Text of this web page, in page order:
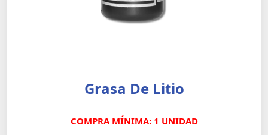
Grasa De Litio
COMPRA MÍNIMA: 1 UNIDAD